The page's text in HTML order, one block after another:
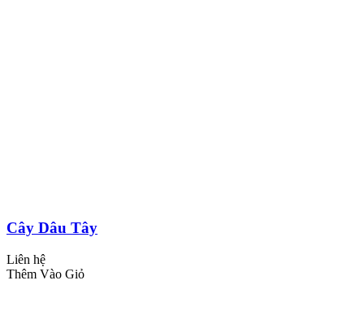
Cây Dâu Tây
Liên hệ
Thêm Vào Giỏ